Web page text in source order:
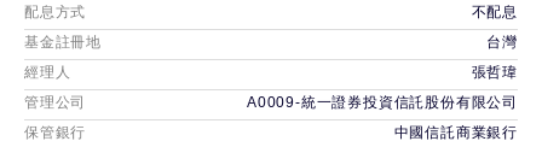
配息方式
不配息
基金註冊地
台灣
經理人
張哲瑋
管理公司
A0009-統一證券投資信託股份有限公司
保管銀行
中國信託商業銀行